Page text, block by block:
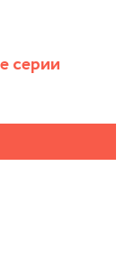
должны
влияния
страны
то ни стало.
серии